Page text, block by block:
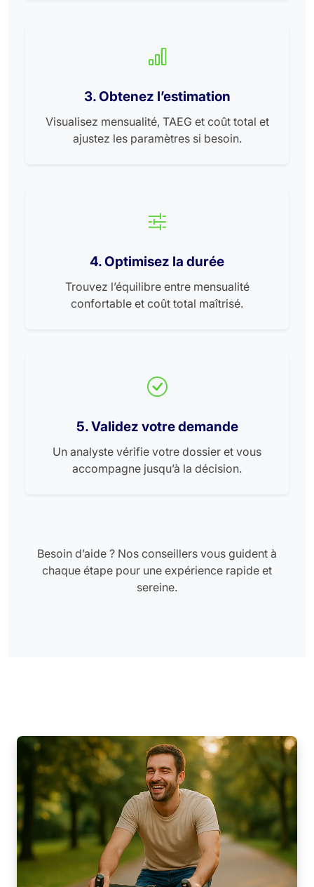
3. Obtenez l’estimation
Visualisez mensualité, TAEG et coût total et
ajustez les paramètres si besoin.
4. Optimisez la durée
Trouvez l’équilibre entre mensualité
confortable et coût total maîtrisé.
5. Validez votre demande
Un analyste vérifie votre dossier et vous
accompagne jusqu’à la décision.
Besoin d’aide ? Nos conseillers vous guident à
chaque étape pour une expérience rapide et
sereine.